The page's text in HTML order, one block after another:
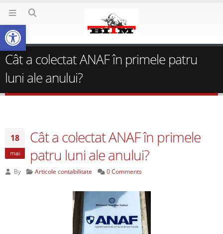
Cât a colectat ANAF în primele patru
luni ale anului?
18
mai
Cât a colectat ANAF în primele
patru luni ale anului?
By Articole contabilitate 0 Comments
Deschide bara de unelte